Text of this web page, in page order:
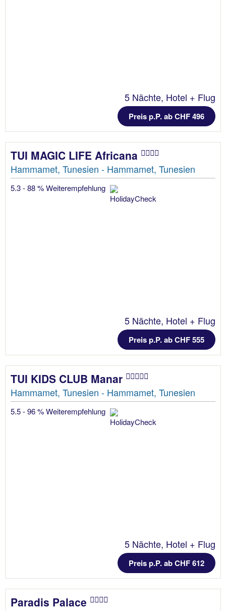
5 Nächte, Hotel + Flug
Preis p.P. ab CHF 496
TUI MAGIC LIFE Africana
Hammamet, Tunesien - Hammamet, Tunesien
5.3 - 88 % Weiterempfehlung
5 Nächte, Hotel + Flug
Preis p.P. ab CHF 555
TUI KIDS CLUB Manar
Hammamet, Tunesien - Hammamet, Tunesien
5.5 - 96 % Weiterempfehlung
5 Nächte, Hotel + Flug
Preis p.P. ab CHF 612
Paradis Palace